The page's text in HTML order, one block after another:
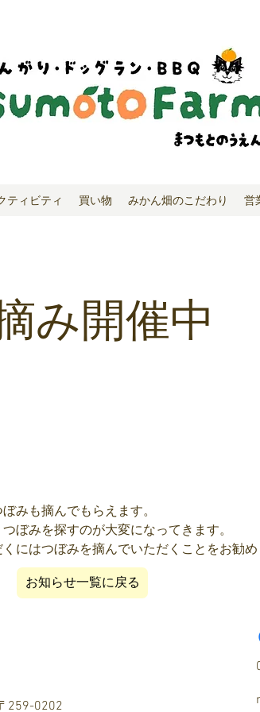
ティビティ 買い物 みかん畑のこだわり 営
み開催中
みも摘んでもらえます。
ぼみを探すのが大変になってきます。
にはつぼみを摘んでいただくことをお勧
お知らせ一覧に戻る
259-0202